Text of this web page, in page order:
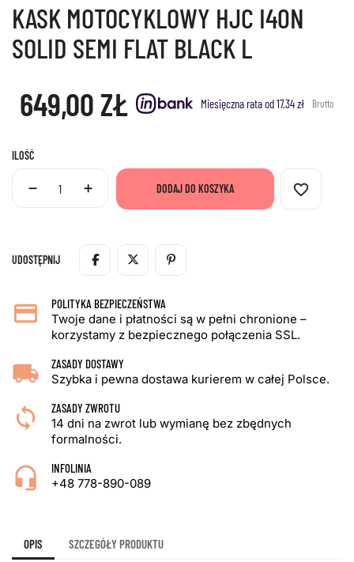
KASK MOTOCYKLOWY HJC I40N
SOLID SEMI FLAT BLACK L
649,00 ZŁ Miesięczna rata od 17.34 zł Brutto
ILOŚĆ
DODAJ DO KOSZYKA favorite_border
UDOSTĘPNIJ
POLITYKA BEZPIECZEŃSTWA
Twoje dane i płatności są w pełni chronione –
korzystamy z bezpiecznego połączenia SSL.
ZASADY DOSTAWY
Szybka i pewna dostawa kurierem w całej Polsce.
ZASADY ZWROTU
14 dni na zwrot lub wymianę bez zbędnych
formalności.
INFOLINIA
+48 778-890-089
OPIS SZCZEGÓŁY PRODUKTU